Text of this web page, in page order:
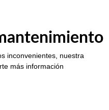
inconvenientes, nuestra
más información